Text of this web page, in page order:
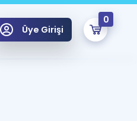
Üye Girişi
0